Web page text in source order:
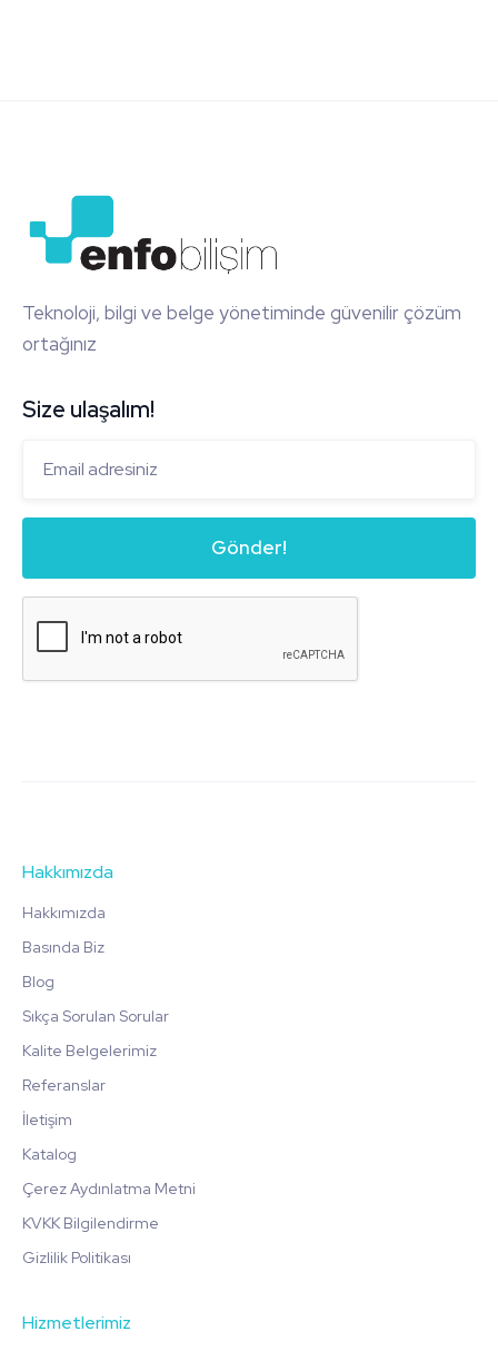
Teknoloji, bilgi ve belge yönetiminde güvenilir çözüm
ortağınız
Size ulaşalım!
Hakkımızda
Hakkımızda
Basında Biz
Blog
Sıkça Sorulan Sorular
Kalite Belgelerimiz
Referanslar
İletişim
Katalog
Çerez Aydınlatma Metni
KVKK Bilgilendirme
Gizlilik Politikası
Hizmetlerimiz